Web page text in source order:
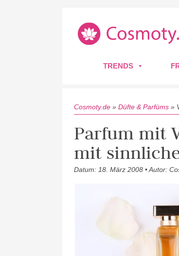
TRENDS
Cosmoty.de » Düfte & Parfüms »
Parfum mit
mit
Datum: 18. März 2008 • Autor: